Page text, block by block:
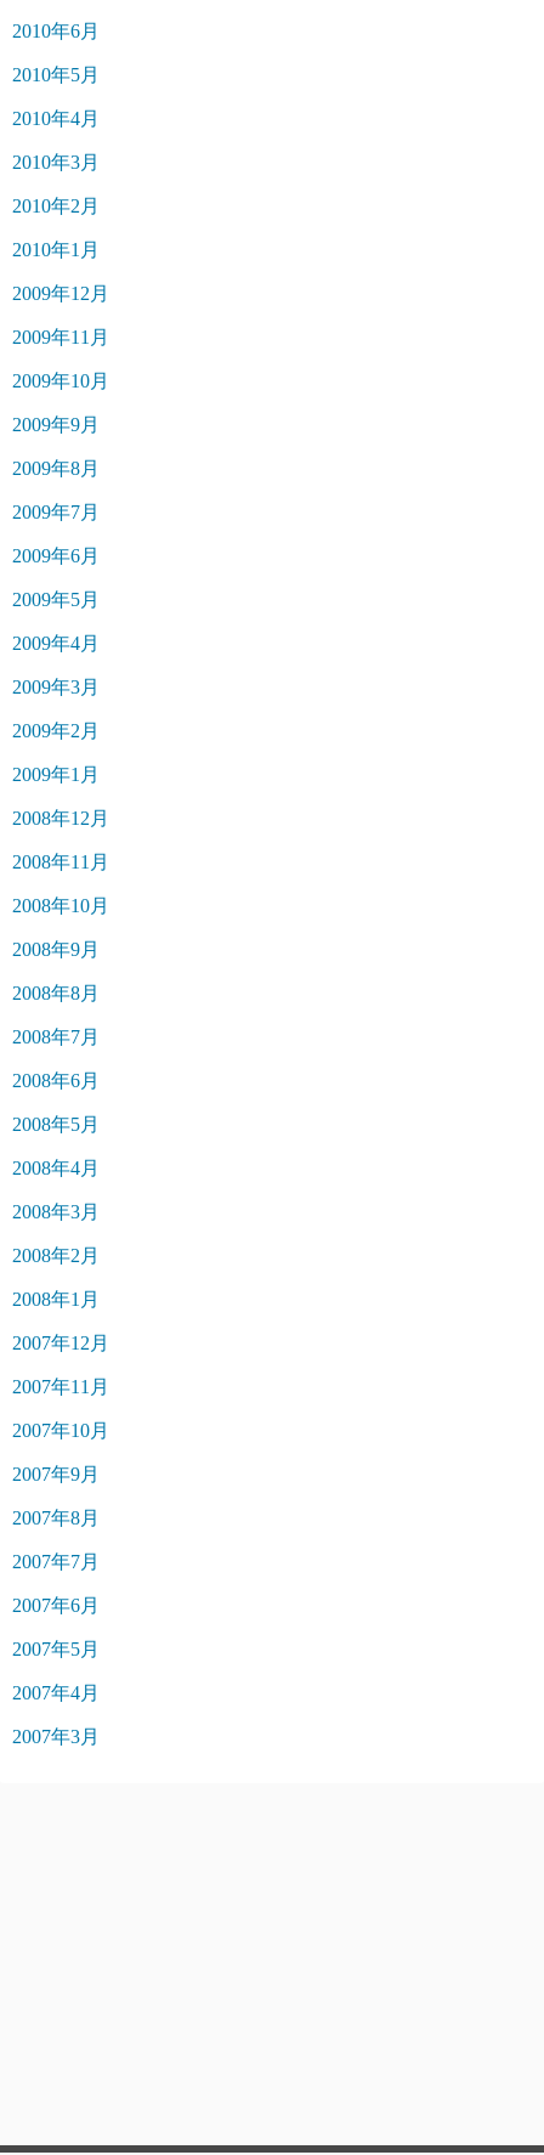
2010年6月
2010年5月
2010年4月
2010年3月
2010年2月
2010年1月
2009年12月
2009年11月
2009年10月
2009年9月
2009年8月
2009年7月
2009年6月
2009年5月
2009年4月
2009年3月
2009年2月
2009年1月
2008年12月
2008年11月
2008年10月
2008年9月
2008年8月
2008年7月
2008年6月
2008年5月
2008年4月
2008年3月
2008年2月
2008年1月
2007年12月
2007年11月
2007年10月
2007年9月
2007年8月
2007年7月
2007年6月
2007年5月
2007年4月
2007年3月